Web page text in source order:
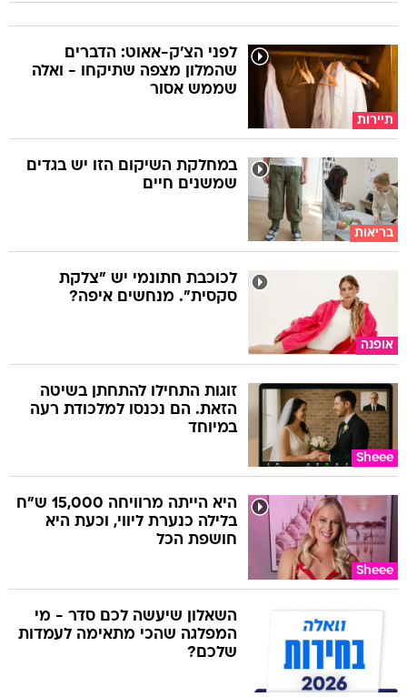
תיירות
לפני הצ'ק-אאוט: הדברים
שהמלון מצפה שתיקחו - ואלה
שממש אסור
בריאות
במחלקת השיקום הזו יש בגדים
שמשנים חיים
אופנה
לכוכבת חתונמי יש "צלקת
סקסית". מנחשים איפה?
Sheee
זוגות התחילו להתחתן בשיטה
הזאת. הם נכנסו למלכודת רעה
במיוחד
Sheee
היא הייתה מרוויחה 15,000 ש"ח
בלילה כנערת ליווי, וכעת היא
חושפת הכל
השאלון שיעשה לכם סדר - מי
המפלגה שהכי מתאימה לעמדות
שלכם?